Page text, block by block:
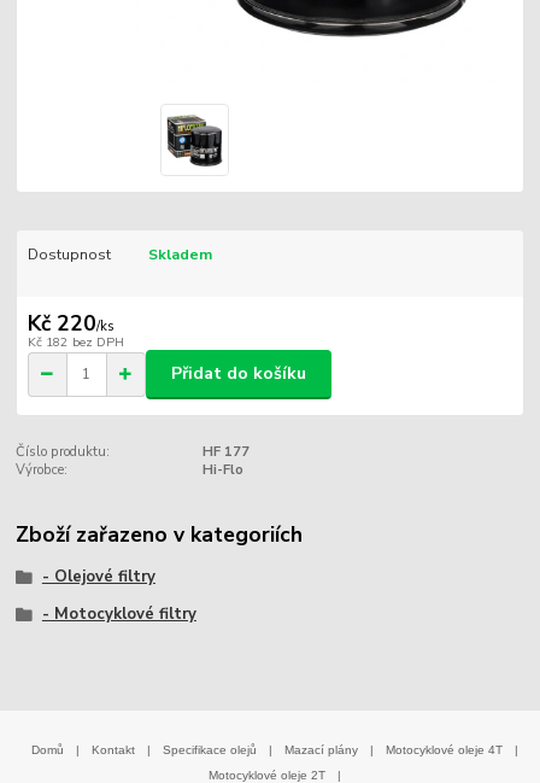
Dostupnost Skladem
Kč 220/ks
Kč 182 bez DPH
Přidat do košíku
Číslo produktu:
HF 177
Výrobce:
Hi-Flo
Zboží zařazeno v kategoriích
- Olejové filtry
- Motocyklové filtry
Domů | Kontakt | Specifikace olejů | Mazací plány | Motocyklové oleje 4T
|
Motocyklové oleje 2T
|